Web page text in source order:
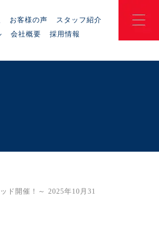
お客様の声
スタッフ紹介
会社概要 採用情報
ド開催！～ 2025年10月31